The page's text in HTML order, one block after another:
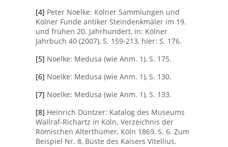
[4] Peter Noelke: Kölner Sammlungen und
Kölner Funde antiker Steindenkmäler im 19.
und frühen 20. Jahrhundert, in: Kölner
Jahrbuch 40 (2007), S. 159-213, hier: S. 176.
[5] Noelke: Medusa (wie Anm. 1), S. 175.
[6] Noelke: Medusa (wie Anm. 1), S. 130.
[7] Noelke: Medusa (wie Anm. 1), S. 133.
[8] Heinrich Düntzer: Katalog des Museums
Wallraf-Richartz in Köln. Verzeichnis der
Römischen Alterthümer, Köln 1869, S. 6. Zum
Beispiel Nr. 8, Büste des Kaisers Vitellius.